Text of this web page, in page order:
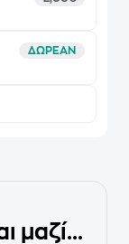
ΔΩΡΕΑΝ
μαζί...